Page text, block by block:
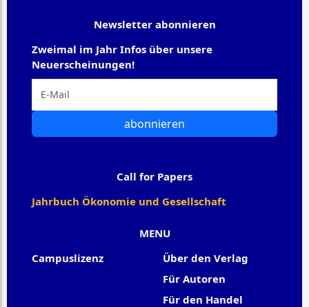
MENU
Campuslizenz
Über den Verlag
Für Autoren
Für den Handel
Newsletter abonnieren
Zweimal im Jahr Infos über unsere
Neuerscheinungen!
abonnieren
Call for Papers
Jahrbuch Ökonomie und Gesellschaft